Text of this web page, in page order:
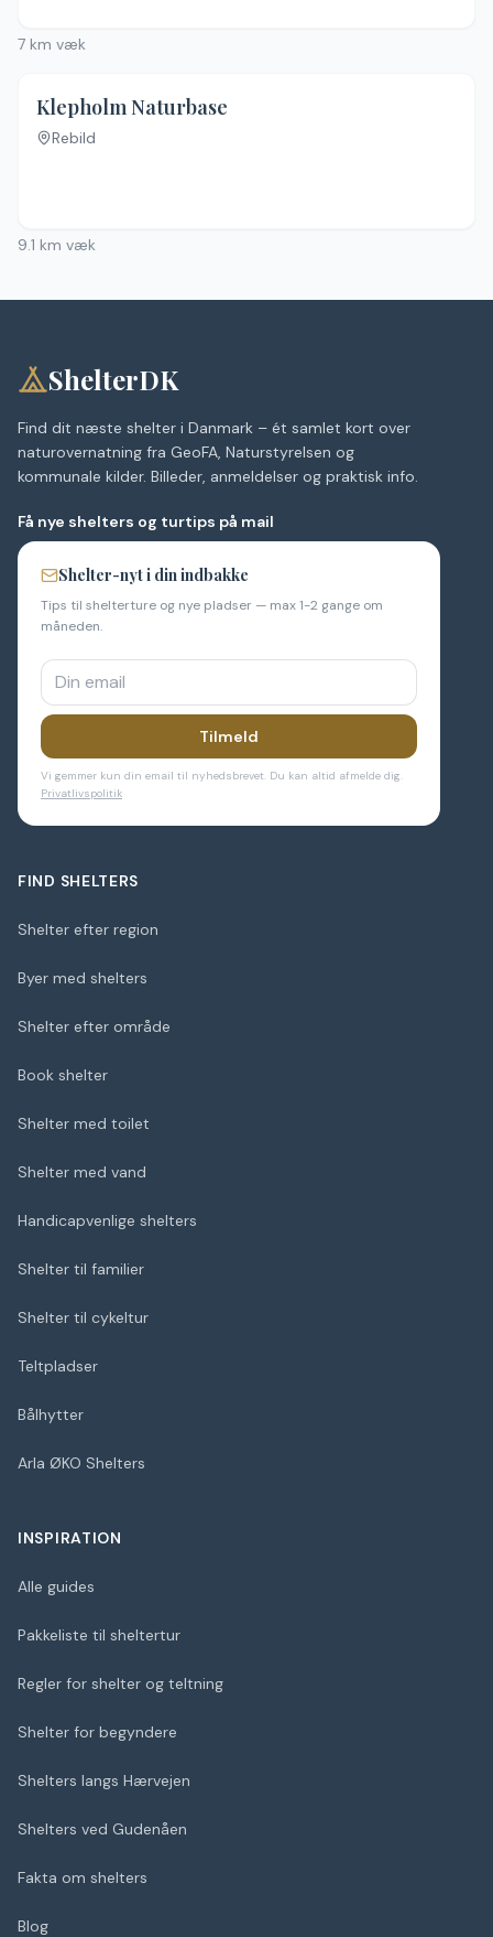
7 km væk
Klepholm Naturbase
Rebild
9.1 km væk
ShelterDK
Find dit næste shelter i Danmark – ét samlet kort over
naturovernatning fra GeoFA, Naturstyrelsen og
kommunale kilder. Billeder, anmeldelser og praktisk info.
Få nye shelters og turtips på mail
Shelter-nyt i din indbakke
Tips til shelterture og nye pladser — max 1-2 gange om
måneden.
Tilmeld
Vi gemmer kun din email til nyhedsbrevet. Du kan altid afmelde dig.
Privatlivspolitik
FIND SHELTERS
Shelter efter region
Byer med shelters
Shelter efter område
Book shelter
Shelter med toilet
Shelter med vand
Handicapvenlige shelters
Shelter til familier
Shelter til cykeltur
Teltpladser
Bålhytter
Arla ØKO Shelters
INSPIRATION
Alle guides
Pakkeliste til sheltertur
Regler for shelter og teltning
Shelter for begyndere
Shelters langs Hærvejen
Shelters ved Gudenåen
Fakta om shelters
Blog